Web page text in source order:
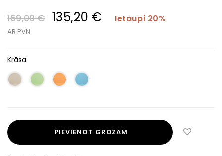
169,00 € 135,20 € Ietaupi 20%
AR PVN
Krāsa:
PIEVIENOT GROZAM